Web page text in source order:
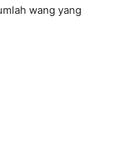
wang yang